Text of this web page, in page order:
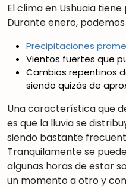
El clima en Ushuaia
Durante enero,
Precipitaciones
Vientos fuertes que
Cambios repentinos
siendo quizás de
Una característica que
es que la lluvia se
siendo bastante
Tranquilamente se
algunas horas de estar
un momento a otro y